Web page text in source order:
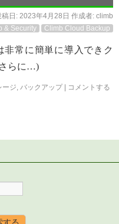
稿日: 2023年4月28日 作成者: climb
& Security
Climb Cloud Backup
非常に簡単に導入できク
らに…)
ージ, バックアップ コメントする